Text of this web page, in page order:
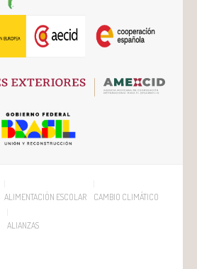
ALIMENTACIÓN ESCOLAR CAMBIO CLIMÁTICO
ALIANZAS